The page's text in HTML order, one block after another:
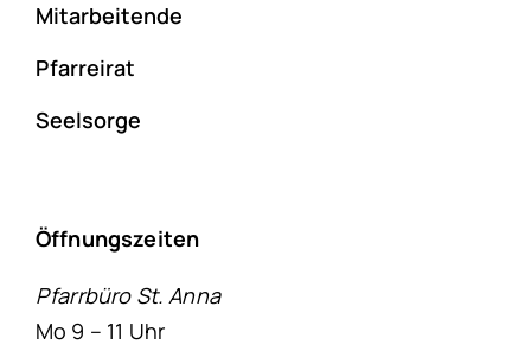
Mitarbeitende
Pfarreirat
Seelsorge
Öffnungszeiten
Pfarrbüro St. Anna
Mo 9 – 11 Uhr